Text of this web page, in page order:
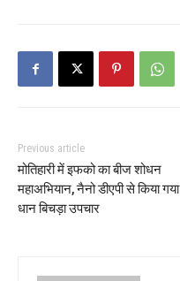
Previous article
मोतिहारी में इफको का बीज शोधन
महाअभियान, नैनो डीएपी से किया गया
धान बिचड़ा उपचार